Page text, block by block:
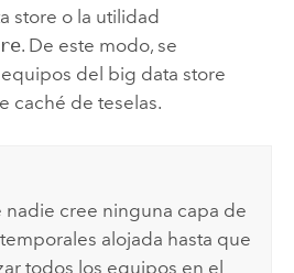
store o la utilidad
. De este modo, se
del big data store
caché de teselas.
cree ninguna capa de
alojada hasta que
todos los equipos en el